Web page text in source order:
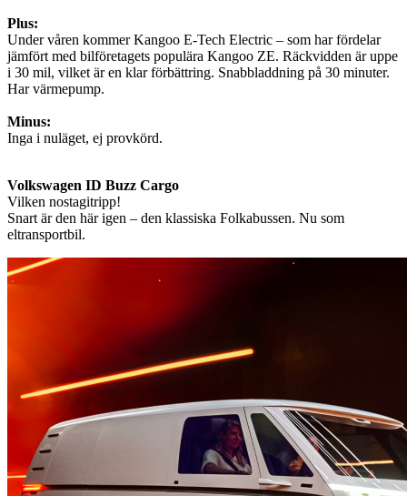
Plus:
Under våren kommer Kangoo E-Tech Electric – som har fördelar
jämfört med bilföretagets populära Kangoo ZE. Räckvidden är uppe
i 30 mil, vilket är en klar förbättring. Snabbladdning på 30 minuter.
Har värmepump.
Minus:
Inga i nuläget, ej provkörd.
Volkswagen ID Buzz Cargo
Vilken nostagitripp!
Snart är den här igen – den klassiska Folkabussen. Nu som
eltransportbil.